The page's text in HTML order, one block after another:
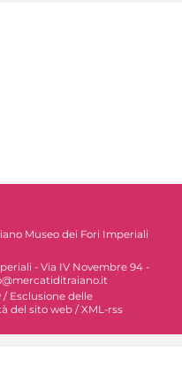
Museo dei Fori Imperiali
- Via IV Novembre 94 -
/ Esclusione delle
del sito web / XML-rss